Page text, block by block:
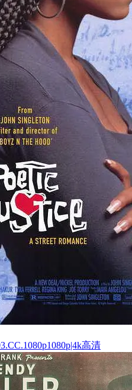
高清